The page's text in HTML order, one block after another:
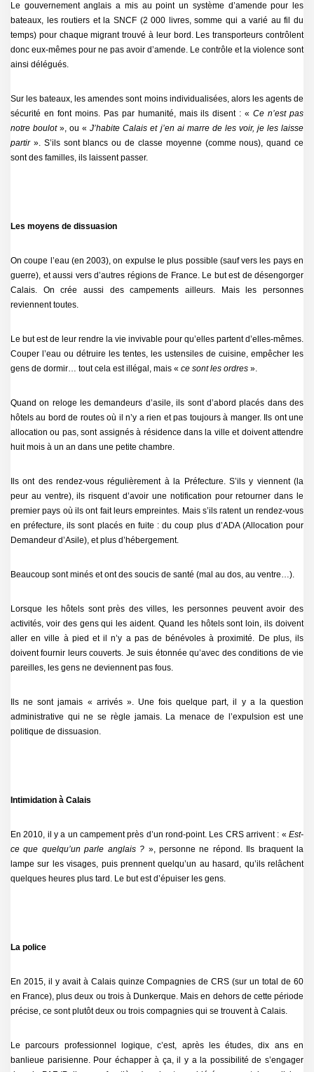
Le gouvernement anglais a mis au point un système d’amende pour les
bateaux, les routiers et la SNCF (2 000 livres, somme qui a varié au fil du
temps) pour chaque migrant trouvé à leur bord. Les transporteurs contrôlent
donc eux-mêmes pour ne pas avoir d’amende. Le contrôle et la violence sont
ainsi délégués.
Sur les bateaux, les amendes sont moins individualisées, alors les agents de
sécurité en font moins. Pas par humanité, mais ils disent : «Ce n’est pas
notre boulot», ou «J’habite Calais et j’en ai marre de les voir, je les laisse
partir ». S’ils sont blancs ou de classe moyenne (comme nous), quand ce
sont des familles, ils laissent passer.
Les moyens de dissuasion
On coupe l’eau (en 2003), on expulse le plus possible (sauf vers les pays en
guerre), et aussi vers d’autres régions de France. Le but est de désengorger
Calais. On crée aussi des campements ailleurs. Mais les personnes
reviennent toutes.
Le but est de leur rendre la vie invivable pour qu’elles partent d’elles-mêmes.
Couper l’eau ou détruire les tentes, les ustensiles de cuisine, empêcher les
gens de dormir… tout cela est illégal, mais « ce sont les ordres ».
Quand on reloge les demandeurs d’asile, ils sont d’abord placés dans des
hôtels au bord de routes où il n’y a rien et pas toujours à manger. Ils ont une
allocation ou pas, sont assignés à résidence dans la ville et doivent attendre
huit mois à un an dans une petite chambre.
Ils ont des rendez-vous régulièrement à la Préfecture. S’ils y viennent (la
peur au ventre), ils risquent d’avoir une notification pour retourner dans le
premier pays où ils ont fait leurs empreintes. Mais s’ils ratent un rendez-vous
en préfecture, ils sont placés en fuite : du coup plus d’ADA (Allocation pour
Demandeur d’Asile), et plus d’hébergement.
Beaucoup sont minés et ont des soucis de santé (mal au dos, au ventre…).
Lorsque les hôtels sont près des villes, les personnes peuvent avoir des
activités, voir des gens qui les aident. Quand les hôtels sont loin, ils doivent
aller en ville à pied et il n’y a pas de bénévoles à proximité. De plus, ils
doivent fournir leurs couverts. Je suis étonnée qu’avec des conditions de vie
pareilles, les gens ne deviennent pas fous.
Ils ne sont jamais « arrivés ». Une fois quelque part, il y a la question
administrative qui ne se règle jamais. La menace de l’expulsion est une
politique de dissuasion.
Intimidation à Calais
En 2010, il y a un campement près d’un rond-point. Les CRS arrivent : « Est-
ce que quelqu’un parle anglais ? », personne ne répond. Ils braquent la
lampe sur les visages, puis prennent quelqu’un au hasard, qu’ils relâchent
quelques heures plus tard. Le but est d’épuiser les gens.
La police
En 2015, il y avait à Calais quinze Compagnies de CRS (sur un total de 60
en France), plus deux ou trois à Dunkerque. Mais en dehors de cette période
précise, ce sont plutôt deux ou trois compagnies qui se trouvent à Calais.
Le parcours professionnel logique, c’est, après les études, dix ans en
banlieue parisienne. Pour échapper à ça, il y a la possibilité de s’engager